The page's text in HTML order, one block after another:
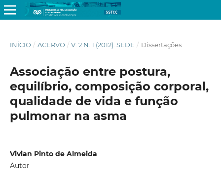
INÍCIO / ACERVO / V. 2 N. 1 (2012): SEDE / Dissertações
Associação entre postura,
equilíbrio, composição corporal,
qualidade de vida e função
pulmonar na asma
Vivian Pinto de Almeida
Autor